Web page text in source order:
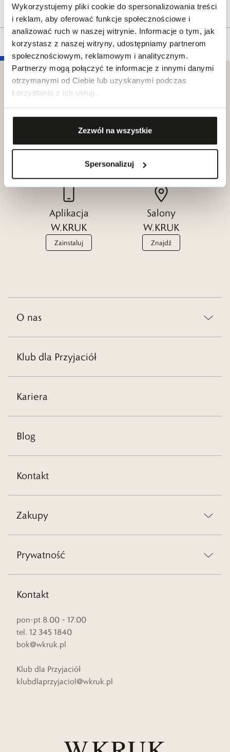
Wykorzystujemy pliki cookie do spersonalizowania treści
i reklam, aby oferować funkcje społecznościowe i
analizować ruch w naszej witrynie. Informacje o tym, jak
korzystasz z naszej witryny, udostępniamy partnerom
społecznościowym, reklamowym i analitycznym.
Partnerzy mogą połączyć te informacje z innymi danymi
otrzymanymi od Ciebie lub uzyskanymi podczas
korzystania z ich usług.
Zezwól na wszystkie
Spersonalizuj
Tagi
Klub dla
Przyjaciół
W.KRUK
Katalogi
Aplikacja
W.KRUK
Zainstaluj
Salony
W.KRUK
Znajdź
O nas
Klub dla Przyjaciół
Kariera
Blog
Kontakt
Zakupy
Prywatność
Kontakt
pon-pt 8.00 – 17.00
tel. 12 345 1840
bok@wkruk.pl
Klub dla Przyjaciół
klubdlaprzyjaciol@wkruk.pl